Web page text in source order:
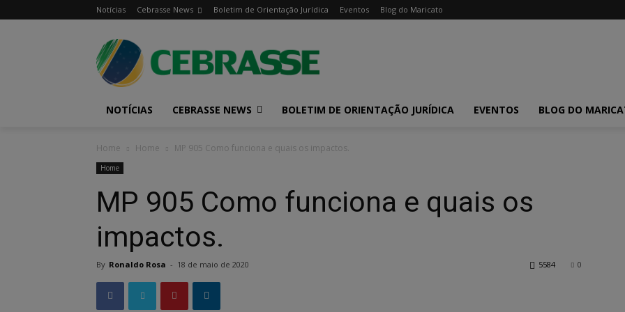
Notícias Cebrasse News Boletim de Orientação Jurídica Eventos Blog do Maricato
NOTÍCIAS CEBRASSE NEWS BOLETIM DE ORIENTAÇÃO JURÍDICA EVENTOS BLOG DO
Home Home MP 905 Como funciona e quais os impactos.
Home
MP 905 Como funciona e quais os
impactos.
By Ronaldo Rosa - 18 de maio de 2020 0
5584